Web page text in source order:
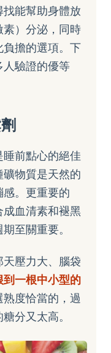
能幫助身體放
）分泌，同時
擔的選項。下
人驗證的優等
前點心的絕佳
礦物質是天然的
。更重要的
成血清素和褪黑
至關重要。
壓力大、腦袋
到一根中小型的
熟度恰當的，過
分又太高。